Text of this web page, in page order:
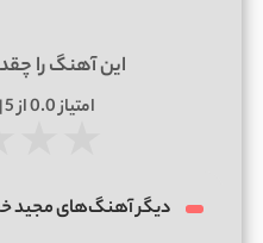
این آهنگ را
امتیاز0.0از 5 | بر اساس
دیگر آهنگ‌های مجید